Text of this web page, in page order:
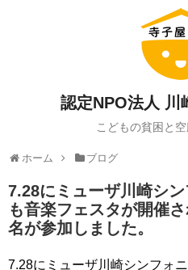
認定NPO法人 川
こどもの貧困と
ホーム ブログ
7.28にミューザ川崎シ
も音楽フェスタが開催
名が参加しました。
7.28にミューザ川崎シンフォ